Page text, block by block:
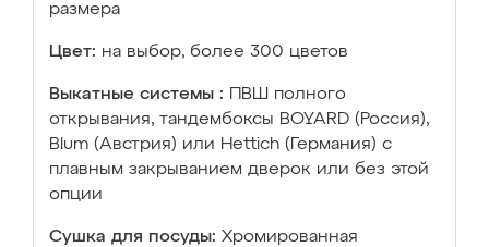
размера
Цвет: на выбор, более 300 цветов
Выкатные системы :
ПВШ полного
открывания, тандембоксы BOYARD (Россия),
Blum (Австрия) или Hettich (Германия) с
плавным закрыванием дверок или без этой
опции
Сушка для посуды: Хромированная